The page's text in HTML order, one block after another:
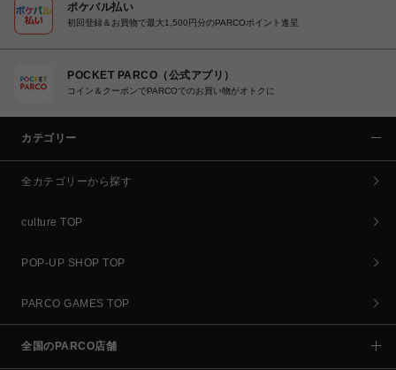
ポケパル払い
初回登録＆お買物で最大1,500円分のPARCOポイント進呈
POCKET PARCO（公式アプリ）
コイン＆クーポンでPARCOでのお買い物がオトクに
カテゴリー
全カテゴリーから探す
culture TOP
POP-UP SHOP TOP
PARCO GAMES TOP
全国のPARCO店舗